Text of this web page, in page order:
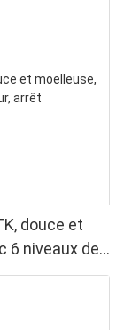
douce et
6 niveaux de
uniforme.